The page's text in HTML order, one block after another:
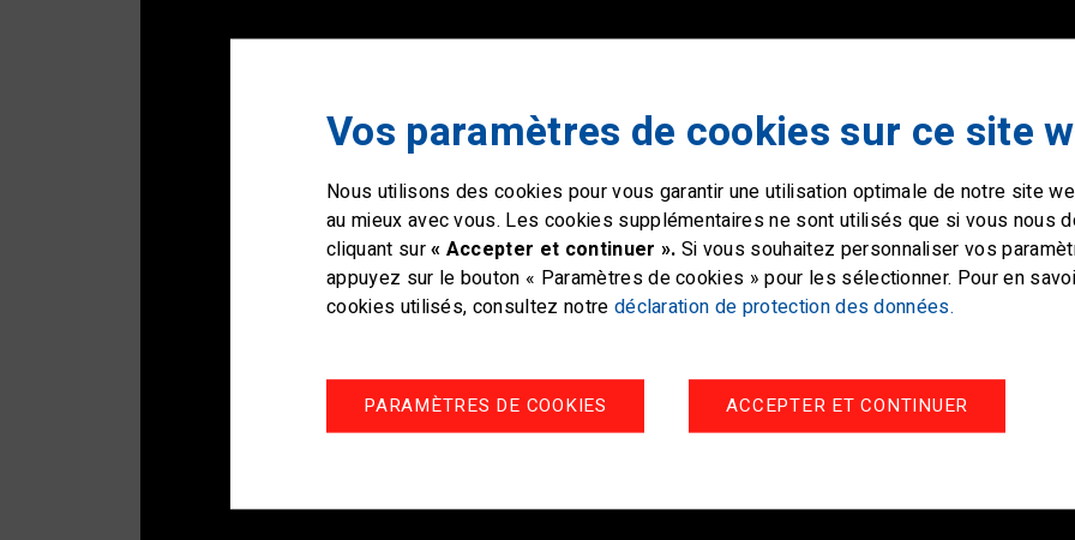
Vos paramètres de cookies sur ce site
Nous utilisons des cookies pour vous garantir une utilisation optimale de notre site
au mieux avec vous. Les cookies supplémentaires ne sont utilisés que si vous nous
cliquant sur« Accepter et continuer ». Si vous souhaitez personnaliser vos
appuyez sur le bouton « Paramètres de cookies » pour les sélectionner. Pour en
cookies utilisés, consultez notre déclaration de protection des données.
PARAMÈTRES DE COOKIES ACCEPTER ET CONTINUER